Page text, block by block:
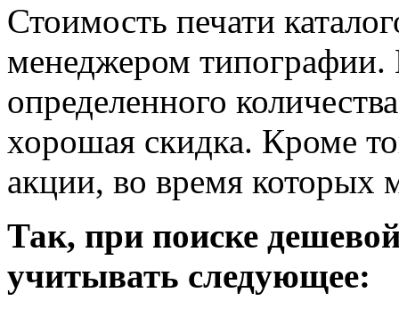
Стоимость печати
менеджером типографии.
определенного
хорошая скидка. Кроме
акции, во время
Так, при поиске
учитывать следующее: